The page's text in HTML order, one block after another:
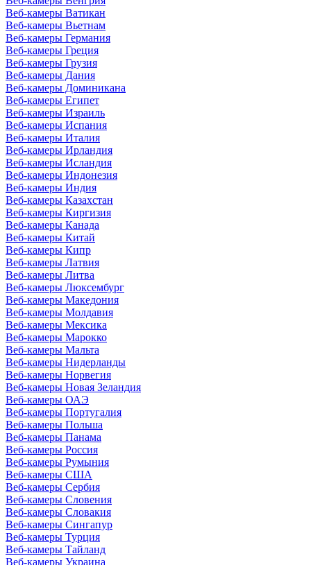
Веб-камеры Ватикан
Веб-камеры Вьетнам
Веб-камеры Германия
Веб-камеры Греция
Веб-камеры Грузия
Веб-камеры Дания
Веб-камеры Доминикана
Веб-камеры Египет
Веб-камеры Израиль
Веб-камеры Испания
Веб-камеры Италия
Веб-камеры Ирландия
Веб-камеры Исландия
Веб-камеры Индонезия
Веб-камеры Индия
Веб-камеры Казахстан
Веб-камеры Киргизия
Веб-камеры Канада
Веб-камеры Китай
Веб-камеры Кипр
Веб-камеры Латвия
Веб-камеры Литва
Веб-камеры Люксембург
Веб-камеры Македония
Веб-камеры Молдавия
Веб-камеры Мексика
Веб-камеры Марокко
Веб-камеры Мальта
Веб-камеры Нидерланды
Веб-камеры Норвегия
Веб-камеры Новая Зеландия
Веб-камеры ОАЭ
Веб-камеры Португалия
Веб-камеры Польша
Веб-камеры Панама
Веб-камеры Россия
Веб-камеры Румыния
Веб-камеры США
Веб-камеры Сербия
Веб-камеры Словения
Веб-камеры Словакия
Веб-камеры Сингапур
Веб-камеры Турция
Веб-камеры Тайланд
Веб-камеры Украина